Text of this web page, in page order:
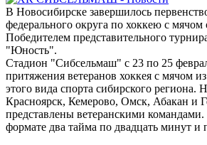
В Новосибирске завершилось
федерального округа по хоккею с мячом
Победителем представительного
"Юность".
Стадион "Сибсельмаш" с 23 по 25
притяжения ветеранов хоккея с мячом
этого вида спорта сибирского региона.
Красноярск, Кемерово, Омск, Абакан и
представлены ветеранскими
формате два тайма по двадцать минут и